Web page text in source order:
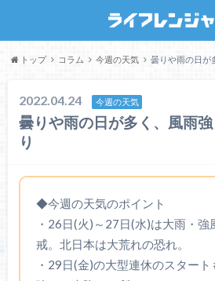
トップ コラム 今週の天気 曇りや雨の日が
2022.04.24 今週の天気
曇りや雨の日が多く、風雨
り
◆今週の天気のポイント
・26日(火)～27日(水)は大雨・
戒。北日本は大荒れの恐れ。
・29日(金)の大型連休のスター